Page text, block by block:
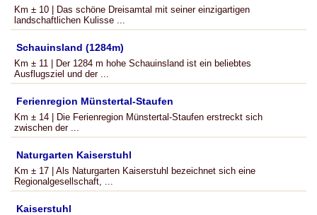
Km ± 10 | Das schöne Dreisamtal mit seiner einzigartigen
landschaftlichen Kulisse ...
Schauinsland (1284m)
Km ± 11 | Der 1284 m hohe Schauinsland ist ein beliebtes
Ausflugsziel und der ...
Ferienregion Münstertal-Staufen
Km ± 14 | Die Ferienregion Münstertal-Staufen erstreckt sich
zwischen der ...
Naturgarten Kaiserstuhl
Km ± 17 | Als Naturgarten Kaiserstuhl bezeichnet sich eine
Regionalgesellschaft, ...
Kaiserstuhl